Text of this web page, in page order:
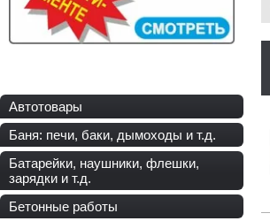
Автотовары
Баня: печи, баки, дымоходы и т.д.
Батарейки, наушники, флешки,
зарядки и т.д.
Бетонные работы